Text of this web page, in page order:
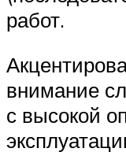
работ.
внимание
с высокой